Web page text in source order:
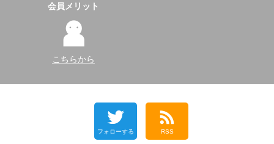
会員メリット
こちらから
フォローする RSS